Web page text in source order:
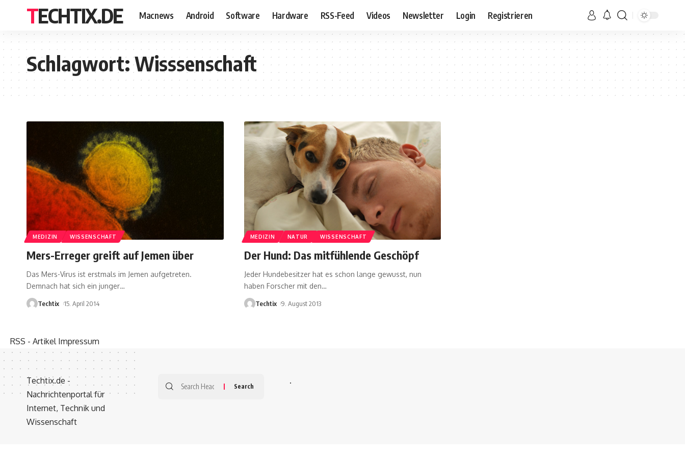
TECHTIX.DE Macnews Android Software Hardware RSS-Feed Videos Newsletter Login Registrieren
Schlagwort:Wisssenschaft
MEDIZIN WISSENSCHAFT
Mers-Erreger greift auf Jemen über
Das Mers-Virus ist erstmals im Jemen aufgetreten.
Demnach hat sich ein junger…
Techtix 15. April 2014
MEDIZIN NATUR WISSENSCHAFT
Der Hund: Das mitfühlende Geschöpf
Jeder Hundebesitzer hat es schon lange gewusst, nun
haben Forscher mit den…
Techtix 9. August 2013
RSS - Artikel Impressum
Techtix.de -
Nachrichtenportal für
Internet, Technik und
Wissenschaft
.